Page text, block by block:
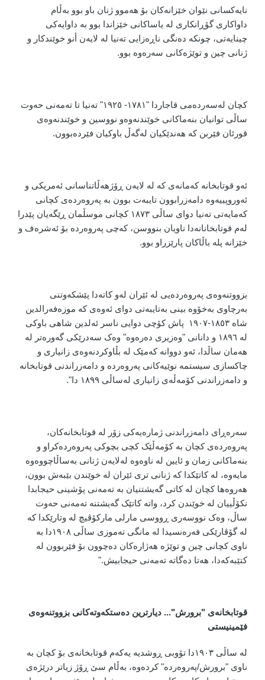
نایەکسانی نێوان خێزانەکان بۆ هەموو ژنان باو بوو بەڵام
داواکاری گۆڕانکاری لە یاساکانی خێزاندا بوو بە داوایەکی
چینایەتی، چونکە دەنگی ناڕەزایی تەنیا لە لایەن أنو خوێندکار و
ژنانی چین و توێژەکانی سەرەوە بوو.
کچان لەسەردەمی قاجاردا "١٧٨١- ١٩٢٥" تەنیا تا تەمەنی حەوت
ساڵی توانیان بنەماکانی خوێندنەوەو نووسین و خوێندنەوەی
قورئان فێربن کە هەندێکیان لەگەڵ باوکیان فێردەبوون.
ئەو قوتابخانە کەمانەی کە لە لایەن ڕۆژهەڵاتناسانی ئەمریکی و
ئەوروپییەوە دامەزرابوون تایبەت بوون بە پەروەردەی کچانی
کەمایەتی تەنیا دوای ساڵی ١٨٧٣ کچانی موسڵمان ڕێگەیان پێدرا
لەم قوتابخانانەدا ناویان بنووسن، کەچی پەروەردە بۆ ئەشرەف و
خێزانە پلە باڵاکان پارێزراو بوو.
بزووتنەوەی پەروەردەیی لە ئێران لەو کاتەدا پێشکەوتنی
بەرچاوی بەخۆوە بینی بەتایبەتی دوای ئەوەی کە موزەفەرالدین
شاه ١٨٥٣-١٩٠٧ پاش کۆچی دوایی ناسر ئەلدین شاهی باوکی
لە ١٨٩٦ و دانانی "وەزیری دەرەوە" وەک سەدرێکی گەورەتر لە
هەمان ساڵدا، ئەو دووانە کەمێک لە بڵاوکردنەوەی زانیاری و
چاکسازی سیستمە نوێیەکانی پەروەردە و دامەزراندنی قوتابخانە
و دامەزراندنی کۆمەڵەی زانیاری لەساڵی ١٨٩٩ دا".
سەرەڕای دامەزراندنی ژمارەیەکی زۆر لە قوتابخانەکان،
پەروەردەی کچان بە کۆمەڵێک کچی بچوکی پەروەردەکراو و
بنەماکانی زمان و ئایین لە ناوەوە لەلایەن ژنانی بەساڵاچووەوە
مایەوە، لە کاتێکدا کە ژنانی تری ئێران لە خوێندن بێبەش بوون،
هەروەها کچان لە کاتی گەیشتنیان بە تەمەنی پۆشینی حیجابدا
نکۆڵییان لە خوێندن کرد، واتە کاتێک گەیشتنە تەمەنی حەوت
ساڵ، وەک نووسەری ڕووسی مارلی مارکۆڤیچ لە وتارێکدا کە
لە گۆڤارێکی فەرەنسیدا لە مانگی تەموزی ساڵی ١٩٠٨دا بە
ناوی کچانی چین و توێژە هەژارەکان دەچوون بۆ فێربوون لە
کتێبەکەدا، هەتا دەگاتە تەمەنی حیجابیش."
قوتابخانەی "برورش"... دیارترین دەستکەوتەکانی بزووتنەوەی
فێمینیستی
لە ساڵی ١٩٠٣دا تۆوبی ڕوشدیە یەکەم قوتابخانەی بۆ کچان بە
ناوی "برورش/پەروەردە" کردەوە، بەڵام سێ ڕۆژ زیاتر درێژەی